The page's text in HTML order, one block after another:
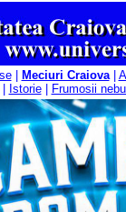
| Meciuri Craiova|
Istorie| Frumosii